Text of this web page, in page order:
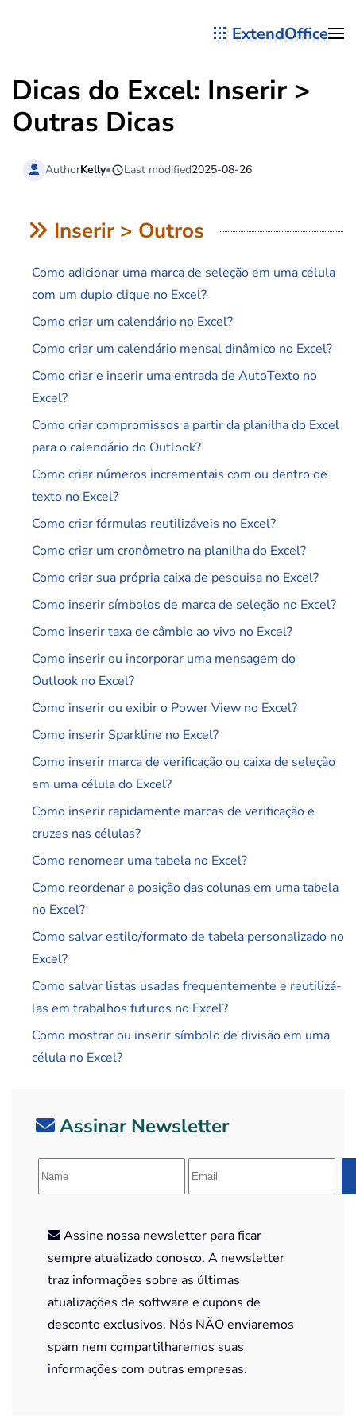
ExtendOffice
Dicas do Excel: Inserir >
Outras Dicas
AuthorKelly• Last modified2025-08-26
Inserir > Outros
Como adicionar uma marca de seleção em uma célula
com um duplo clique no Excel?
Como criar um calendário no Excel?
Como criar um calendário mensal dinâmico no Excel?
Como criar e inserir uma entrada de AutoTexto no
Excel?
Como criar compromissos a partir da planilha do Excel
para o calendário do Outlook?
Como criar números incrementais com ou dentro de
texto no Excel?
Como criar fórmulas reutilizáveis no Excel?
Como criar um cronômetro na planilha do Excel?
Como criar sua própria caixa de pesquisa no Excel?
Como inserir símbolos de marca de seleção no Excel?
Como inserir taxa de câmbio ao vivo no Excel?
Como inserir ou incorporar uma mensagem do
Outlook no Excel?
Como inserir ou exibir o Power View no Excel?
Como inserir Sparkline no Excel?
Como inserir marca de verificação ou caixa de seleção
em uma célula do Excel?
Como inserir rapidamente marcas de verificação e
cruzes nas células?
Como renomear uma tabela no Excel?
Como reordenar a posição das colunas em uma tabela
no Excel?
Como salvar estilo/formato de tabela personalizado no
Excel?
Como salvar listas usadas frequentemente e reutilizá-
las em trabalhos futuros no Excel?
Como mostrar ou inserir símbolo de divisão em uma
célula no Excel?
Assinar Newsletter
Assine nossa newsletter para ficar
sempre atualizado conosco. A newsletter
traz informações sobre as últimas
atualizações de software e cupons de
desconto exclusivos. Nós NÃO enviaremos
spam nem compartilharemos suas
informações com outras empresas.